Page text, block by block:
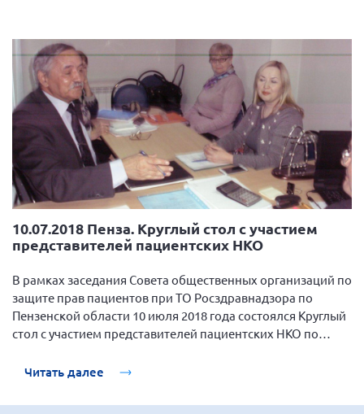
Конференция ВСЭ 2021
Конференция ОООИБРС 2020
Документы съездов
Первый съезд
Второй съезд
Третий съезд
Четвертый съезд
Пятый съезд
Шестой съезд
ОФ «Фонд содействия больным рассеянным
склерозом»
Письма и официальные ответы
Нормативно-правовые документы
10.07.2018 Пенза. Круглый стол с участием
представителей пациентских НКО
В рамках заседания Совета общественных организаций по
защите прав пациентов при ТО Росздравнадзора по
Пензенской области 10 июля 2018 года состоялся Круглый
стол с участием представителей пациентских НКО по
учреждениях.
Читать далее